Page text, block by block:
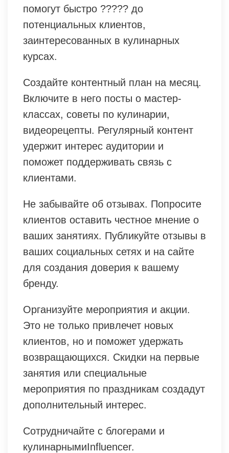
помогут быстро ????? до
потенциальных клиентов,
заинтересованных в кулинарных
курсах.
Создайте контентный план на месяц.
Включите в него посты о мастер-
классах, советы по кулинарии,
видеорецепты. Регулярный контент
удержит интерес аудитории и
поможет поддерживать связь с
клиентами.
Не забывайте об отзывах. Попросите
клиентов оставить честное мнение о
ваших занятиях. Публикуйте отзывы в
ваших социальных сетях и на сайте
для создания доверия к вашему
бренду.
Организуйте мероприятия и акции.
Это не только привлечет новых
клиентов, но и поможет удержать
возвращающихся. Скидки на первые
занятия или специальные
мероприятия по праздникам создадут
дополнительный интерес.
Сотрудничайте с блогерами и
кулинарнымиInfluencer.